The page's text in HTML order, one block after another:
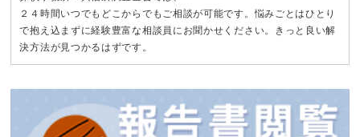
２４時間いつでもどこからでもご相談が可能です。悩みごとはひとり
で抱え込まずに経験豊富な相談員にお聞かせください。きっと良い解
決方法が見つかるはずです。